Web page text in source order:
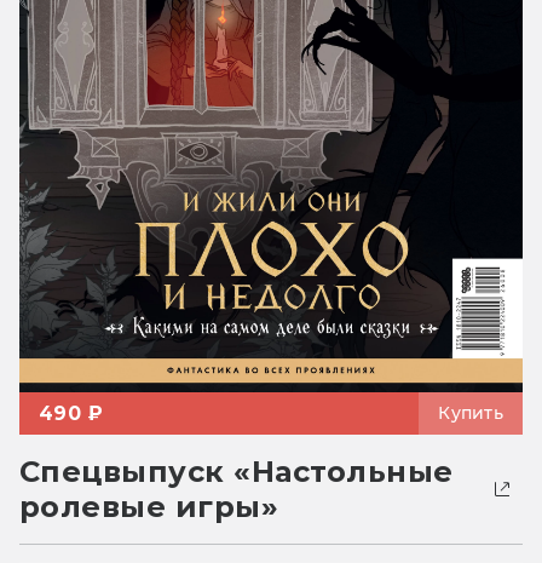
490 ₽ Купить
Спецвыпуск «Настольные
ролевые игры»